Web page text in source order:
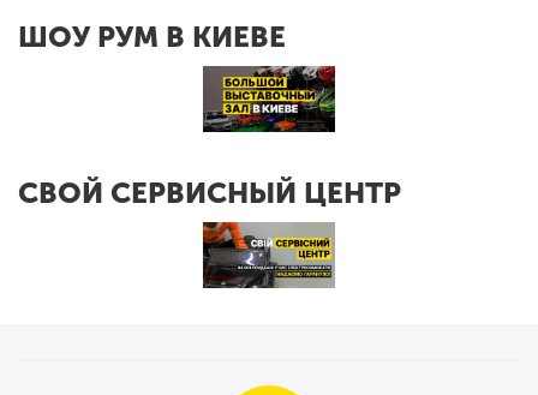
ШОУ РУМ В КИЕВЕ
СВОЙ СЕРВИСНЫЙ ЦЕНТР